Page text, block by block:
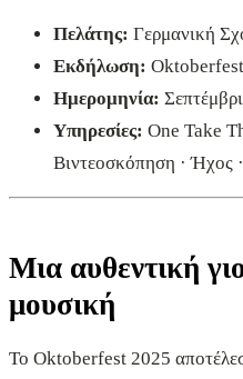
Πελάτης: Γερμανική
Εκδήλωση:
Ημερομηνία:
Υπηρεσίες: One Take
Βιντεοσκόπηση · Ήχος
Μια αυθεντική
μουσική
Το Oktoberfest 2025